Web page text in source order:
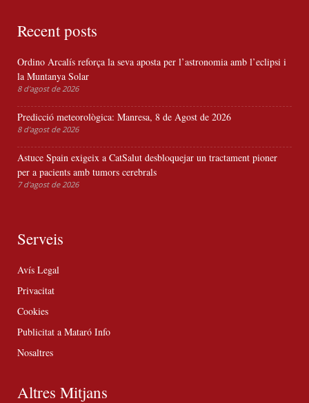
Recent posts
Ordino Arcalís reforça la seva aposta per l’astronomia amb l’eclipsi i
la Muntanya Solar
8 d'agost de 2026
Predicció meteorològica: Manresa, 8 de Agost de 2026
8 d'agost de 2026
Astuce Spain exigeix a CatSalut desbloquejar un tractament pioner
per a pacients amb tumors cerebrals
7 d'agost de 2026
Serveis
Avís Legal
Privacitat
Cookies
Publicitat a Mataró Info
Nosaltres
Altres Mitjans